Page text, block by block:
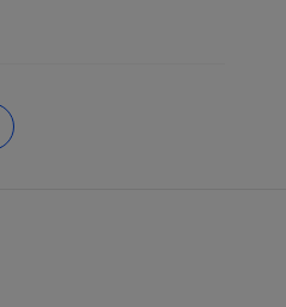
informatie voor Hoogte van het